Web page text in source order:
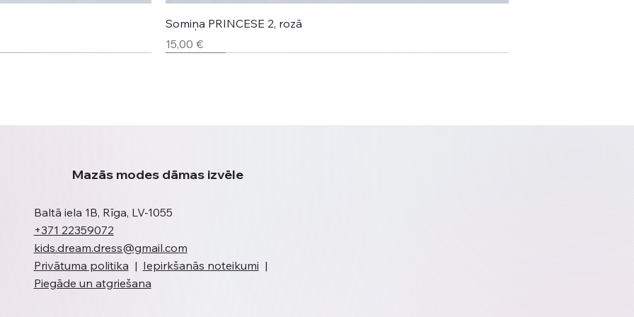
Somiņa PRINCESE 2, rozā
Cena
15,00 €
Mazās modes dāmas izvēle
Baltā iela 1B, Rīga, LV-1055
+371 22359072
kids.dream.dress@gmail.com
Privātuma politika | Iepirkšanās noteikumi |
Piegāde un atgriešana